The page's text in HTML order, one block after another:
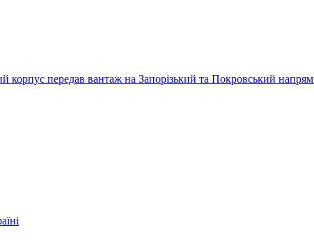
корпус передав вантаж на Запорізький та Покровський